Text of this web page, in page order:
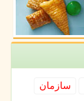
سازمان